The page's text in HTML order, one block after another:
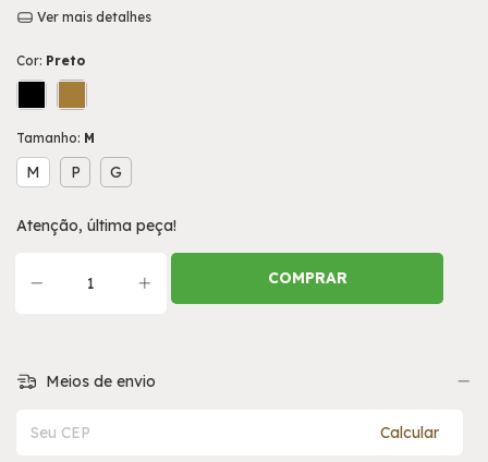
Ver mais detalhes
Cor: Preto
Tamanho: M
M P G
Atenção, última peça!
Meios de envio
Calcular